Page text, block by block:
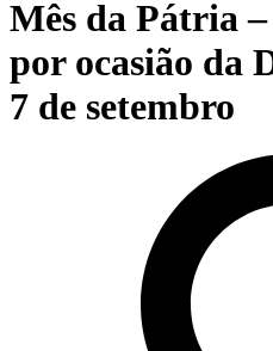
Mês da Pátria
por ocasião da
7 de setembro